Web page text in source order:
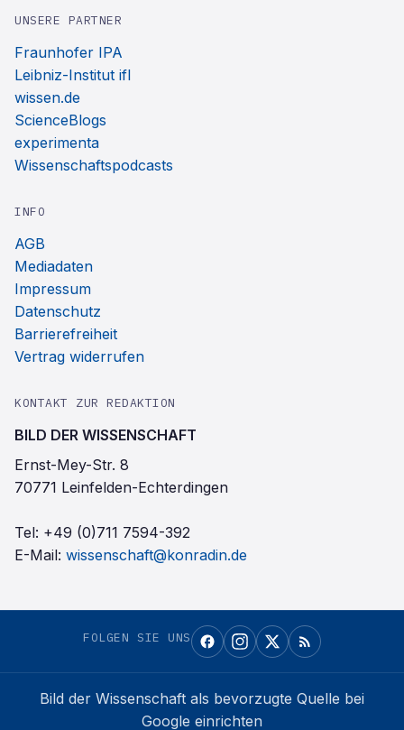
UNSERE PARTNER
Fraunhofer IPA
Leibniz-Institut ifl
wissen.de
ScienceBlogs
experimenta
Wissenschaftspodcasts
INFO
AGB
Mediadaten
Impressum
Datenschutz
Barrierefreiheit
Vertrag widerrufen
KONTAKT ZUR REDAKTION
BILD DER WISSENSCHAFT
Ernst-Mey-Str. 8
70771 Leinfelden-Echterdingen
Tel: +49 (0)711 7594-392
E-Mail: wissenschaft@konradin.de
FOLGEN SIE UNS
Bild der Wissenschaft als bevorzugte Quelle bei
Google einrichten